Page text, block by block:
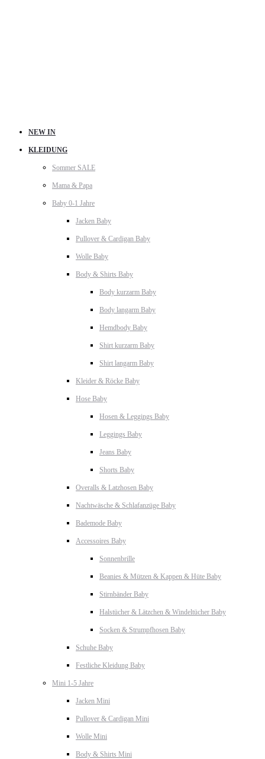
NEW IN
KLEIDUNG
Sommer SALE
Mama & Papa
Baby 0-1 Jahre
Jacken Baby
Pullover & Cardigan Baby
Wolle Baby
Body & Shirts Baby
Body kurzarm Baby
Body langarm Baby
Hemdbody Baby
Shirt kurzarm Baby
Shirt langarm Baby
Kleider & Röcke Baby
Hose Baby
Hosen & Leggings Baby
Leggings Baby
Jeans Baby
Shorts Baby
Overalls & Latzhosen Baby
Nachtwäsche & Schlafanzüge Baby
Bademode Baby
Accessoires Baby
Sonnenbrille
Beanies & Mützen & Kappen & Hüte Baby
Stirnbänder Baby
Halstücher & Lätzchen & Windeltücher Baby
Socken & Strumpfhosen Baby
Schuhe Baby
Festliche Kleidung Baby
Mini 1-5 Jahre
Jacken Mini
Pullover & Cardigan Mini
Wolle Mini
Body & Shirts Mini